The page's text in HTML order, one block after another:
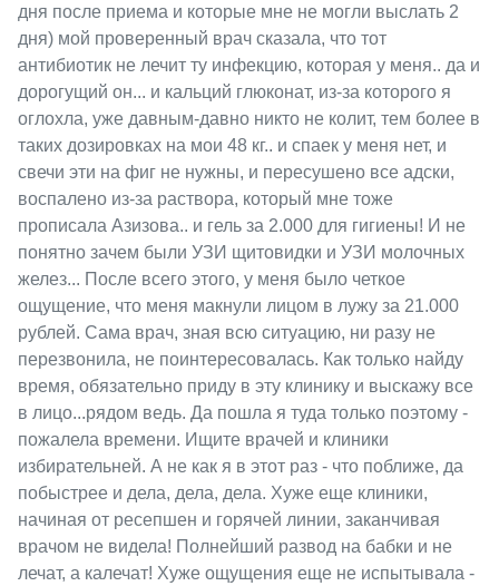
дня после приема и которые мне не могли выслать 2
дня) мой проверенный врач сказала, что тот
антибиотик не лечит ту инфекцию, которая у меня.. да и
дорогущий он... и кальций глюконат, из-за которого я
оглохла, уже давным-давно никто не колит, тем более в
таких дозировках на мои 48 кг.. и спаек у меня нет, и
свечи эти на фиг не нужны, и пересушено все адски,
воспалено из-за раствора, который мне тоже
прописала Азизова.. и гель за 2.000 для гигиены! И не
понятно зачем были УЗИ щитовидки и УЗИ молочных
желез... После всего этого, у меня было четкое
ощущение, что меня макнули лицом в лужу за 21.000
рублей. Сама врач, зная всю ситуацию, ни разу не
перезвонила, не поинтересовалась. Как только найду
время, обязательно приду в эту клинику и выскажу все
в лицо...рядом ведь. Да пошла я туда только поэтому -
пожалела времени. Ищите врачей и клиники
избирательней. А не как я в этот раз - что поближе, да
побыстрее и дела, дела, дела. Хуже еще клиники,
начиная от ресепшен и горячей линии, заканчивая
врачом не видела! Полнейший развод на бабки и не
лечат, а калечат! Хуже ощущения еще не испытывала -